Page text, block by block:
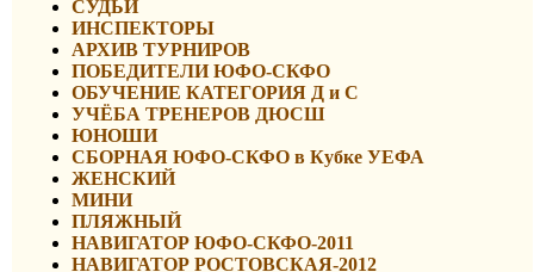
СУДЬИ
ИНСПЕКТОРЫ
АРХИВ ТУРНИРОВ
ПОБЕДИТЕЛИ ЮФО-СКФО
ОБУЧЕНИЕ КАТЕГОРИЯ Д и С
УЧЁБА ТРЕНЕРОВ ДЮСШ
ЮНОШИ
СБОРНАЯ ЮФО-СКФО в Кубке УЕФА
ЖЕНСКИЙ
МИНИ
ПЛЯЖНЫЙ
НАВИГАТОР ЮФО-СКФО-2011
НАВИГАТОР РОСТОВСКАЯ-2012